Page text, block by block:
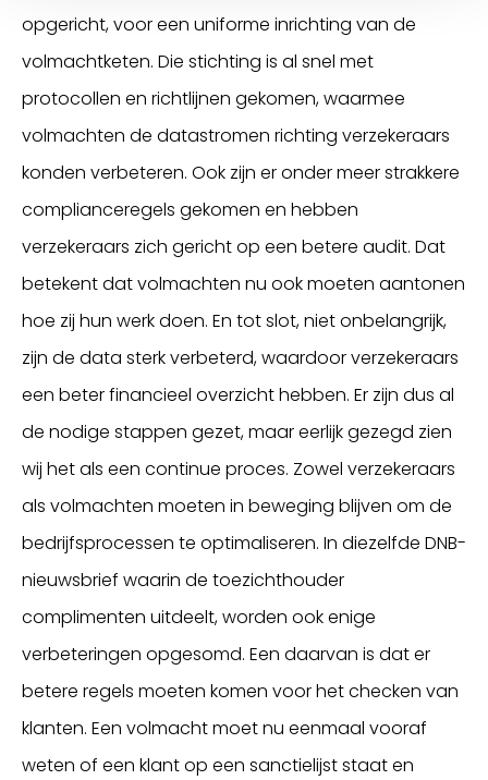
opgericht, voor een uniforme inrichting van de
volmachtketen. Die stichting is al snel met
protocollen en richtlijnen gekomen, waarmee
volmachten de datastromen richting verzekeraars
konden verbeteren. Ook zijn er onder meer strakkere
complianceregels gekomen en hebben
verzekeraars zich gericht op een betere audit. Dat
betekent dat volmachten nu ook moeten aantonen
hoe zij hun werk doen. En tot slot, niet onbelangrijk,
zijn de data sterk verbeterd, waardoor verzekeraars
een beter financieel overzicht hebben. Er zijn dus al
de nodige stappen gezet, maar eerlijk gezegd zien
wij het als een continue proces. Zowel verzekeraars
als volmachten moeten in beweging blijven om de
bedrijfsprocessen te optimaliseren. In diezelfde DNB-
nieuwsbrief waarin de toezichthouder
complimenten uitdeelt, worden ook enige
verbeteringen opgesomd. Een daarvan is dat er
betere regels moeten komen voor het checken van
klanten. Een volmacht moet nu eenmaal vooraf
weten of een klant op een sanctielijst staat en